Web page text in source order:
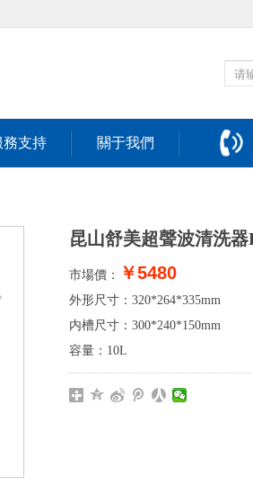
務支持 關于我們
昆山舒美超聲波清洗器
市場價： ￥5480
外形尺寸：320*264*335mm
内槽尺寸：300*240*150mm
容量：10L